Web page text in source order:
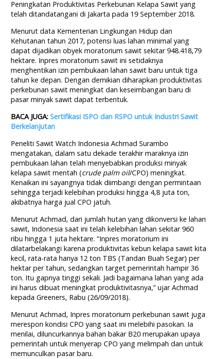
Peningkatan Produktivitas Perkebunan Kelapa Sawit yang
telah ditandatangani di Jakarta pada 19 September 2018.
Menurut data Kementerian Lingkungan Hidup dan
Kehutanan tahun 2017, potensi luas lahan minimal yang
dapat dijadikan obyek moratorium sawit sekitar 948.418,79
hektare. Inpres moratorium sawit ini setidaknya
menghentikan izin pembukaan lahan sawit baru untuk tiga
tahun ke depan. Dengan demikian diharapkan produktivitas
perkebunan sawit meningkat dan keseimbangan baru di
pasar minyak sawit dapat terbentuk.
BACA JUGA:Sertifikasi ISPO dan RSPO untuk Industri Sawit
Berkelanjutan
Peneliti Sawit Watch Indonesia Achmad Surambo
mengatakan, dalam satu dekade terakhir maraknya izin
pembukaan lahan telah menyebabkan produksi minyak
kelapa sawit mentah (crude palm oil/CPO) meningkat.
Kenaikan ini sayangnya tidak diimbangi dengan permintaan
sehingga terjadi kelebihan produksi hingga 4,8 juta ton,
akibatnya harga jual CPO jatuh.
Menurut Achmad, dari jumlah hutan yang dikonversi ke lahan
sawit, Indonesia saat ini telah kelebihan lahan sekitar 960
ribu hingga 1 juta hektare. “Inpres moratorium ini
dilatarbelakangi karena produktivitas kebun kelapa sawit kita
kecil, rata-rata hanya 12 ton TBS (Tandan Buah Segar) per
hektar per tahun, sedangkan target pemerintah hampir 36
ton. Itu gapnya tinggi sekali. Jadi bagaimana lahan yang ada
ini harus dibuat meningkat produktivitasnya,” ujar Achmad
kepada Greeners, Rabu (26/09/2018).
Menurut Achmad, Inpres moratorium perkebunan sawit juga
merespon kondisi CPO yang saat ini melebihi pasokan. Ia
menilai, diluncurkannya bahan bakar B20 merupakan upaya
pemerintah untuk menyerap CPO yang melimpah dan untuk
memunculkan pasar baru.